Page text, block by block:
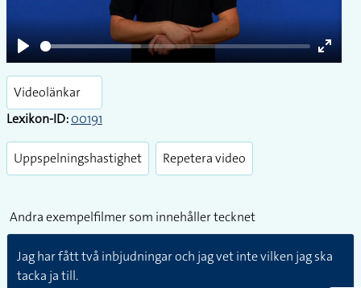
Play
Enter
Videolänkar
Lexikon-ID:00191
Uppspelningshastighet Repetera video
Andra exempelfilmer som innehåller tecknet
Jag har fått två inbjudningar och jag vet inte vilken jag ska
tacka ja till.